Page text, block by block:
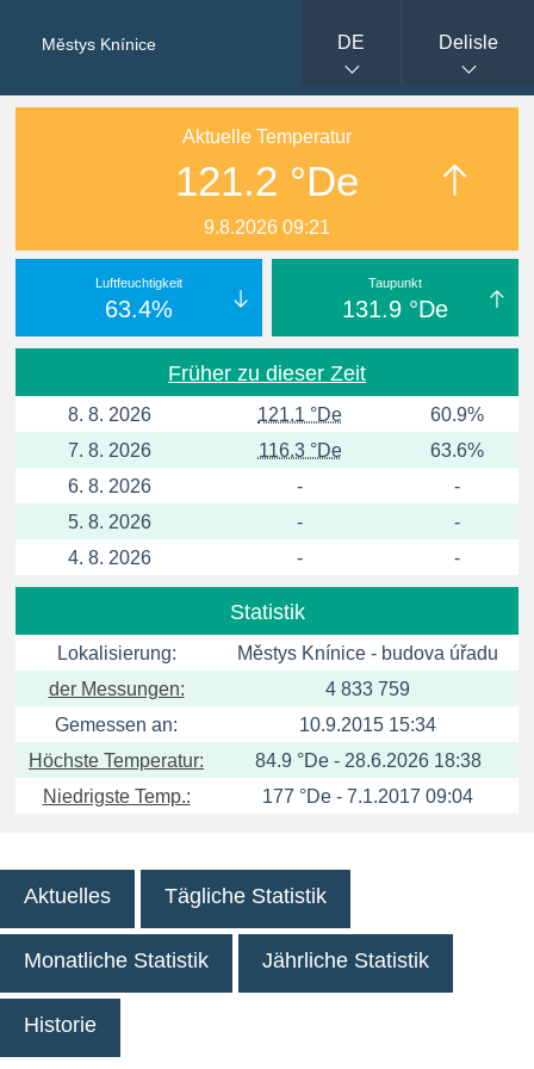
Městys Knínice DE Delisle
Aktuelle Temperatur
121.2 °De
9.8.2026 09:21
Luftfeuchtigkeit
63.4%
Taupunkt
131.9 °De
Früher zu dieser Zeit
8. 8. 2026 121.1 °De
60.9%
7. 8. 2026
116.3 °De
63.6%
6. 8. 2026
-
-
5. 8. 2026
-
-
4. 8. 2026
- -
Statistik
Lokalisierung:
Městys Knínice - budova úřadu
der Messungen:
4 833 759
Gemessen an:
10.9.2015 15:34
Höchste Temperatur:
84.9 °De - 28.6.2026 18:38
Niedrigste Temp.:
177 °De - 7.1.2017 09:04
Aktuelles Tägliche Statistik
Monatliche Statistik Jährliche Statistik
Historie